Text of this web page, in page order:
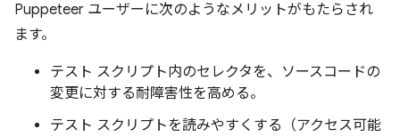
Puppeteer ユーザーに次のようなメリットがもたらされ
ます。
テスト スクリプト内のセレクタを、ソースコードの
変更に対する耐障害性を高める。
テスト スクリプトを読みやすくする（アクセス可能